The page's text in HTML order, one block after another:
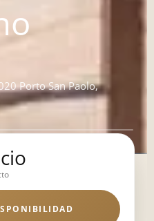
Porto San Paolo,